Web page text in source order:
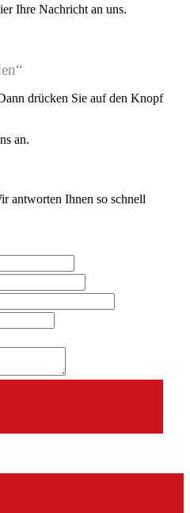
Ihre Nachricht an uns.
drücken Sie auf den Knopf
an.
antworten Ihnen so schnell